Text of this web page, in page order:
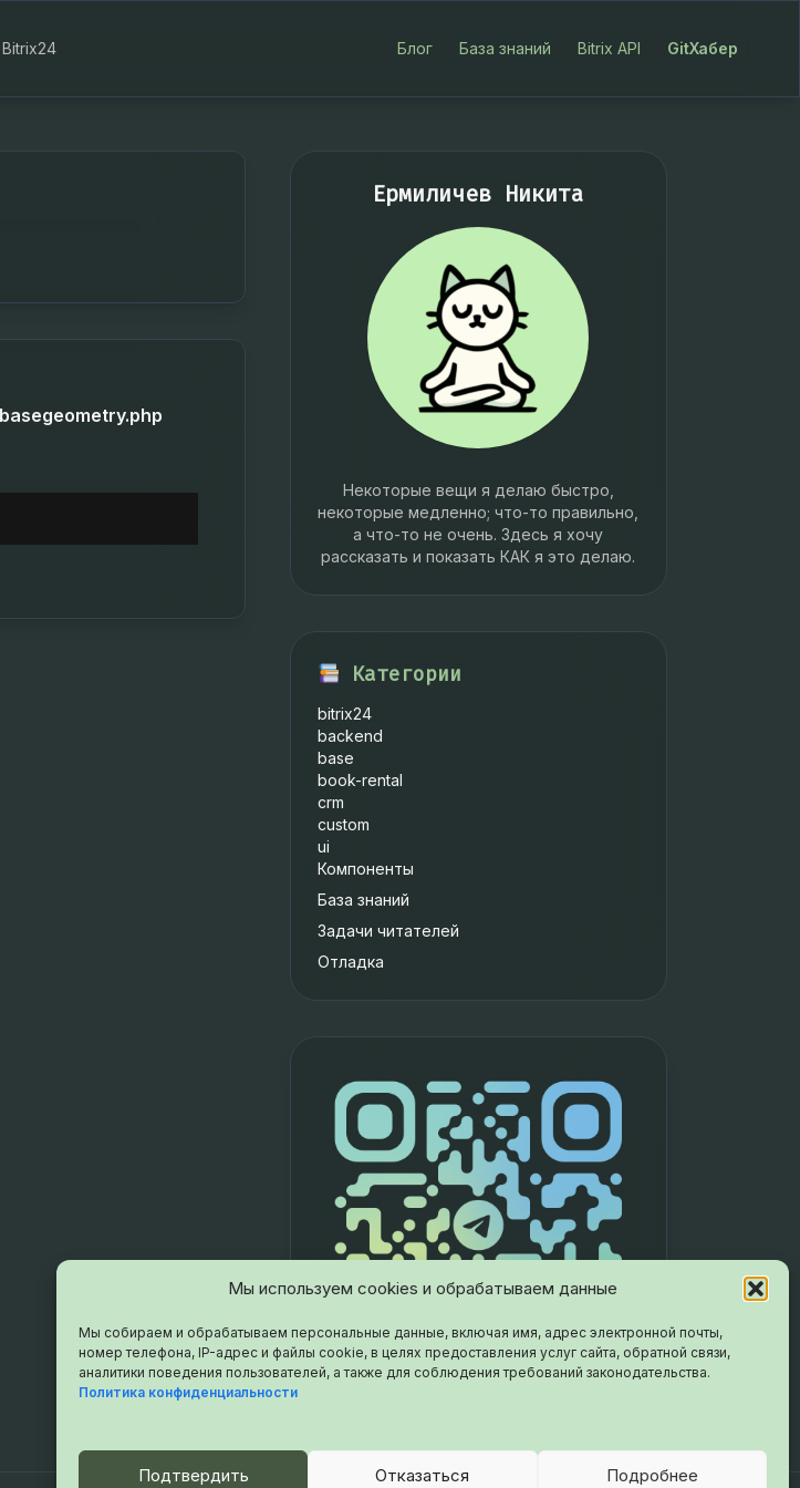
Мы используем cookies и обрабатываем данные
Мы собираем и обрабатываем персональные данные, включая имя, адрес электронной почты,
номер телефона, IP-адрес и файлы cookie, в целях предоставления услуг сайта, обратной связи,
аналитики поведения пользователей, а также для соблюдения требований законодательства.
Политика конфиденциальности
Подтвердить Отказаться Подробнее
Блог База знаний Bitrix API GitХабер
Ермиличев Никита
Некоторые вещи я делаю быстро,
некоторые медленно; что-то правильно,
а что-то не очень. Здесь я хочу
рассказать и показать КАК я это делаю.
Категории
bitrix24
backend
base
book-rental
crm
custom
ui
Компоненты
База знаний
Задачи читателей
Отладка